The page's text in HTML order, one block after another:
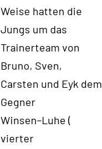
Weise hatten die
Jungs um das
Trainerteam von
Bruno, Sven,
Carsten und Eyk dem
Gegner
Winsen–Luhe (
vierter